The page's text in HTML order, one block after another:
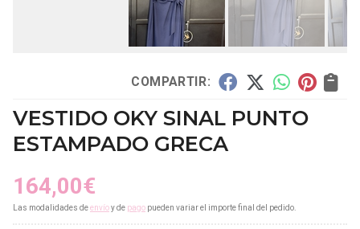
COMPARTIR:
VESTIDO OKY SINAL PUNTO
ESTAMPADO GRECA
164,00€
Las modalidades deenvíoy de pago pueden variar el importe final del pedido.